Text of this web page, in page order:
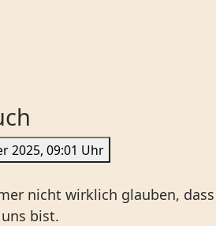
am 10. November 2025, 09:01 Uhr
nicht wirklich glauben, dass
bist.